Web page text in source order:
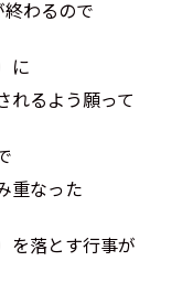
わるので
に
れるよう願って
重なった
を落とす行事が